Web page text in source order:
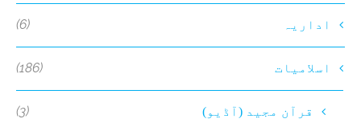
اداریہ (6)
اسلامیات (186)
قرآن مجید (آڈیو) (3)